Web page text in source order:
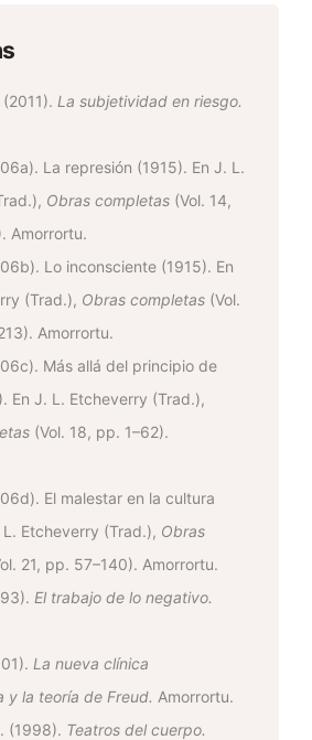
La subjetividad en riesgo.
La represión (1915). En J. L.
Obras completas (Vol. 14,
Amorrortu.
Lo inconsciente (1915). En
(Trad.), Obras completas (Vol.
Amorrortu.
Más allá del principio de
En J. L. Etcheverry (Trad.),
(Vol. 18, pp. 1–62).
El malestar en la cultura
Etcheverry (Trad.), Obras
21, pp. 57–140). Amorrortu.
El trabajo de lo negativo.
La nueva clínica
y la teoría de Freud. Amorrortu.
(1998). Teatros del cuerpo.